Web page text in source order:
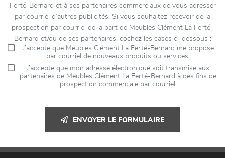
Ferté-Bernard et à ses partenaires commerciaux de vous adresser
par courriel d’autres publicités. Si vous souhaitez recevoir de la
prospection par courriel de la part de Meubles Clément La Ferté-
Bernard et/ou de ses partenaires, cochez les cases ci-dessous :
J’accepte que Meubles Clément La Ferté-Bernard me propose
par courriel de nouveaux produits ou services.
J’accepte que mon adresse électronique soit transmise aux
partenaires de Meubles Clément La Ferté-Bernard à des fins de
prospection commerciale par courriel.
ENVOYER LE FORMULAIRE